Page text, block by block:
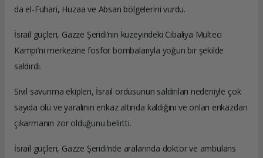
da el-Fuhari, Huzaa ve Absan bölgelerini vurdu.
İsrail güçleri, Gazze Şeridi’nin kuzeyindeki Cibaliya Mülteci
Kampı’nı merkezine fosfor bombalarıyla yoğun bir şekilde
saldırdı.
Sivil savunma ekipleri, İsrail ordusunun saldırıları nedeniyle çok
sayıda ölü ve yaralının enkaz altında kaldığını ve onları enkazdan
çıkarmanın zor olduğunu belirtti.
İsrail güçleri, Gazze Şeridi’nde aralarında doktor ve ambulans